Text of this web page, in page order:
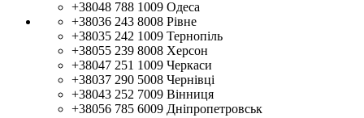
+38048 788 1009 Одеса
+38036 243 8008 Рівне
+38035 242 1009 Тернопіль
+38055 239 8008 Херсон
+38047 251 1009 Черкаси
+38037 290 5008 Чернівці
+38043 252 7009 Вінниця
+38056 785 6009 Дніпропетровськ